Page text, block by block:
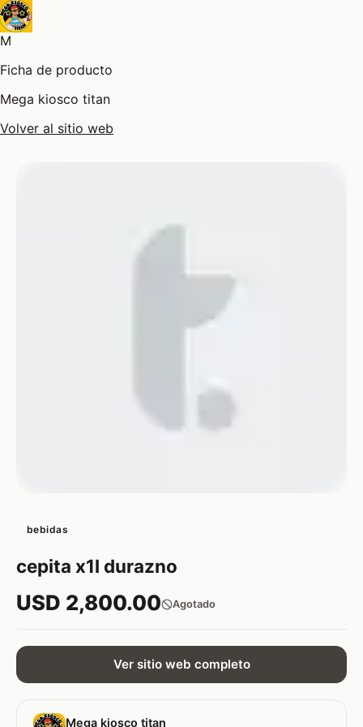
M
Ficha de producto
Mega kiosco titan
Volver al sitio web
bebidas
cepita x1l durazno
USD 2,800.00 Agotado
Ver sitio web completo
Mega kiosco titan